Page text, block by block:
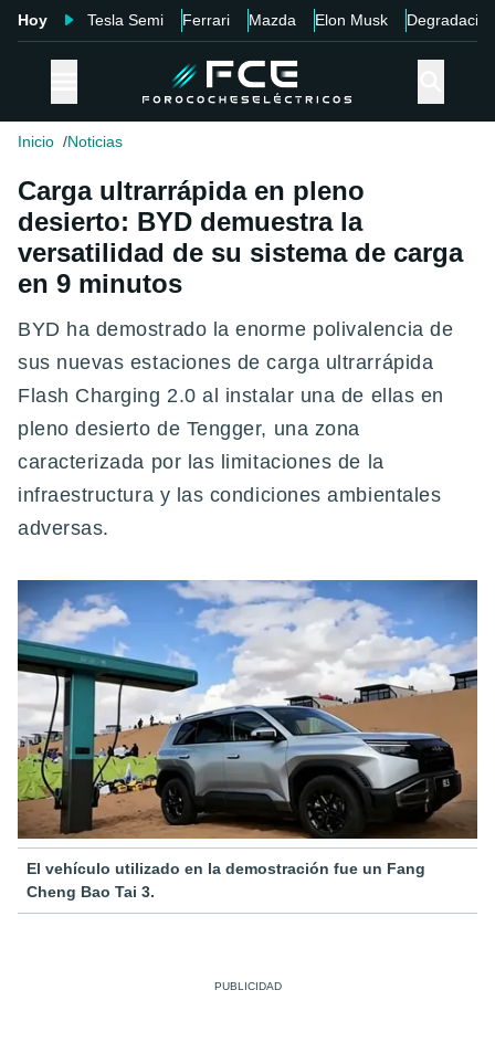
Hoy Tesla Semi Ferrari Mazda Elon Musk Degradación
Inicio Noticias
Carga ultrarrápida en pleno
desierto: BYD demuestra la
versatilidad de su sistema de carga
en 9 minutos
BYD ha demostrado la enorme polivalencia de
sus nuevas estaciones de carga ultrarrápida
Flash Charging 2.0 al instalar una de ellas en
pleno desierto de Tengger, una zona
caracterizada por las limitaciones de la
infraestructura y las condiciones ambientales
adversas.
El vehículo utilizado en la demostración fue un Fang
Cheng Bao Tai 3.